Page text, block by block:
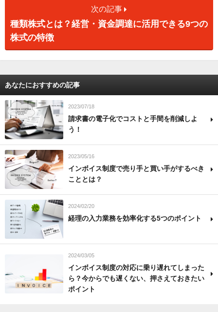
次の記事
種類株式とは？経営・資金調達に活用できる9つの
株式の特徴
あなたにおすすめの記事
2023/07/18
請求書の電子化でコストと手間を削減しよ
う！
2023/05/16
インボイス制度で売り手と買い手がするべき
こととは？
2024/02/20
経理の入力業務を効率化する5つのポイント
2024/03/05
インボイス制度の対応に乗り遅れてしまった
ら？今からでも遅くない、押さえておきたい
ポイント